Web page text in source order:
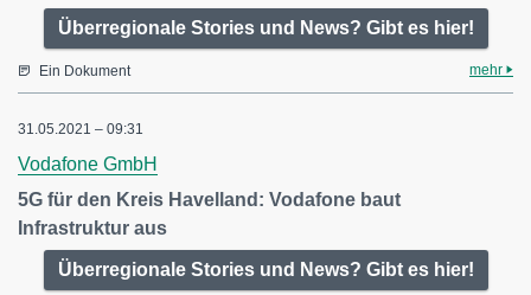
Überregionale Stories und News? Gibt es hier!
Ein Dokument mehr
31.05.2021 – 09:31
Vodafone GmbH
5G für den Kreis Havelland: Vodafone baut
Infrastruktur aus
Überregionale Stories und News? Gibt es hier!